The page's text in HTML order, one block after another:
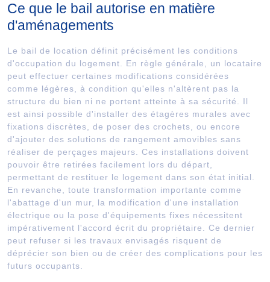
Ce que le bail autorise en matière
d'aménagements
Le bail de location définit précisément les conditions
d'occupation du logement. En règle générale, un locataire
peut effectuer certaines modifications considérées
comme légères, à condition qu'elles n'altèrent pas la
structure du bien ni ne portent atteinte à sa sécurité. Il
est ainsi possible d'installer des étagères murales avec
fixations discrètes, de poser des crochets, ou encore
d'ajouter des solutions de rangement amovibles sans
réaliser de perçages majeurs. Ces installations doivent
pouvoir être retirées facilement lors du départ,
permettant de restituer le logement dans son état initial.
En revanche, toute transformation importante comme
l'abattage d'un mur, la modification d'une installation
électrique ou la pose d'équipements fixes nécessitent
impérativement l'accord écrit du propriétaire. Ce dernier
peut refuser si les travaux envisagés risquent de
déprécier son bien ou de créer des complications pour les
futurs occupants.